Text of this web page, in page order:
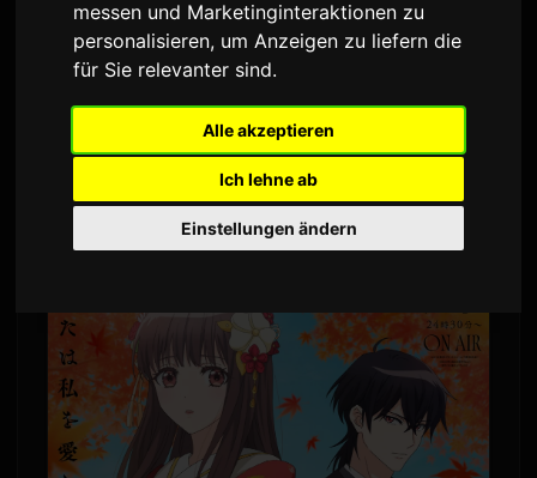
messen und Marketinginteraktionen zu
personalisieren, um Anzeigen zu liefern die
für Sie relevanter sind.
Alle akzeptieren
Ich lehne ab
Einstellungen ändern
Übersetzt aus dem Englischen
1,515 Aufrufe
'Hitokoto' veröffentlicht. Der Song dient als
Opening für den TV-Anime 'Oni no Hanayome',
der am 4. Juli Premiere feierte.